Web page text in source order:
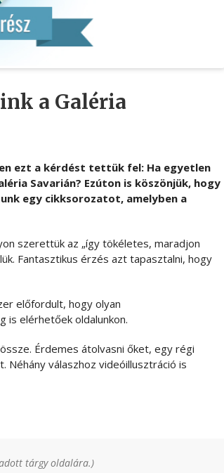
a Galéria
ezt a kérdést tettük fel: Ha egyetlen
Savarián? Ezúton is köszönjük, hogy
egy cikksorozatot, amelyben a
szerettük az „így tökéletes, maradjon
Fantasztikus érzés azt tapasztalni, hogy
előfordult, hogy olyan
is elérhetőek oldalunkon.
Érdemes átolvasni őket, egy régi
Néhány válaszhoz videóillusztráció is
tárgy oldalára.)